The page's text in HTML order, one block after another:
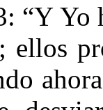
“Y Yo
ellos